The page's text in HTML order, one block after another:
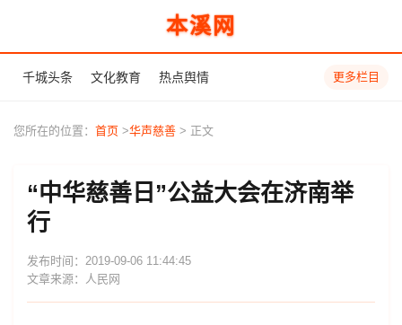
本溪网
千城头条 文化教育 热点舆情 更多栏目
您所在的位置： 首页 >华声慈善 > 正文
“中华慈善日”公益大会在济南举
行
发布时间：2019-09-06 11:44:45
文章来源：人民网